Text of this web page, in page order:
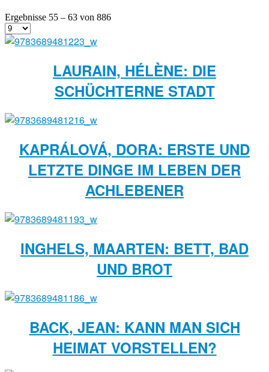
Ergebnisse 55 – 63 von 886
LAURAIN, HÉLÈNE: DIE
SCHÜCHTERNE STADT
KAPRÁLOVÁ, DORA: ERSTE UND
LETZTE DINGE IM LEBEN DER
ACHLEBENER
INGHELS, MAARTEN: BETT, BAD
UND BROT
BACK, JEAN: KANN MAN SICH
HEIMAT VORSTELLEN?